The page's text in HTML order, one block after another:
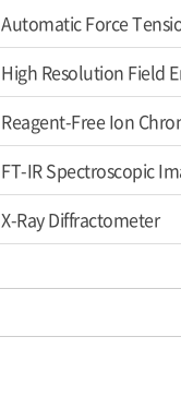
Automatic Force
High Resolution Field
Reagent-Free Ion
FT-IR Spectroscopic
X-Ray Diffractometer